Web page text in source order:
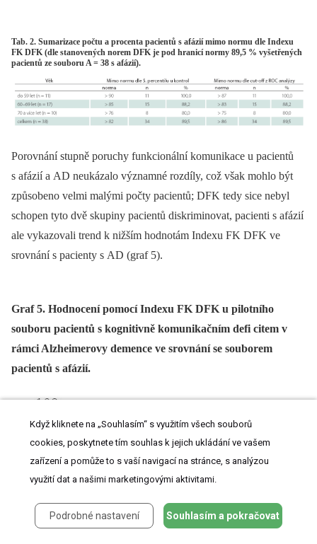
Tab. 2. Sumarizace počtu a procenta pacientů s afázií mimo normu dle Indexu
FK DFK (dle stanovených norem DFK je pod hranicí normy 89,5 % vyšetřených
pacientů ze souboru A = 38 s afázií).
Porovnání stupně poruchy funkcionální komunikace u pa­cientů
s afázií a AD neukázalo významné rozdíly, což však mohlo být
způsobeno velmi malými počty pa­cientů; DFK tedy sice nebyl
schopen tyto dvě skupiny pa­cientů diskriminovat, pa­cienti s afázií
ale vykazovali trend k nižším hodnotám Indexu FK DFK ve
srovnání s pa­cienty s AD (graf 5).
Graf 5. Hodnocení pomocí Indexu FK DFK u pilotního
souboru pacientů s kognitivně komunikačním defi citem v
rámci Alzheimerovy demence ve srovnání se souborem
pacientů s afázií.
Když kliknete na „Souhlasím“ s využitím všech souborů
cookies, poskytnete tím souhlas k jejich ukládání ve vašem
zařízení a pomůže to s vaší navigací na stránce, s analýzou
využití dat a našimi marketingovými aktivitami.
Podrobné nastavení Souhlasím a pokračovat